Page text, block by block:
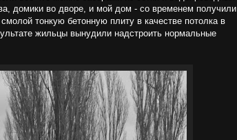
домики во дворе, и мой дом - со временем получили
тонкую бетонную плиту в качестве потолка в
жильцы вынудили надстроить нормальные